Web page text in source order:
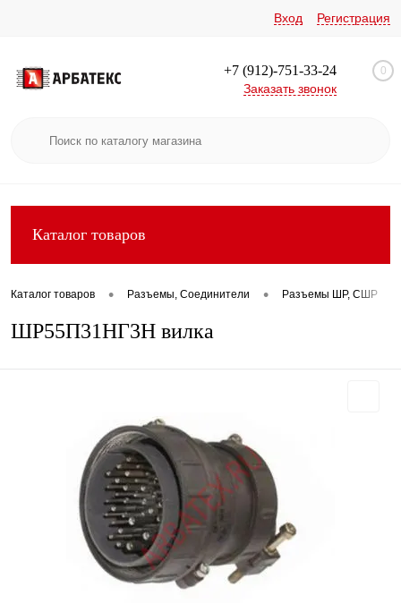
Вход Регистрация
+7 (912)-751-33-24
Заказать звонок
0
Каталог товаров
Каталог товаров • Разъемы, Соединители • Разъемы ШР, СШР
ШР55П31НГ3Н вилка